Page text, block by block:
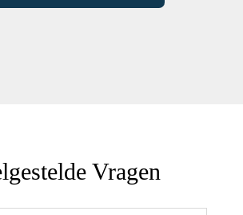
Vragen